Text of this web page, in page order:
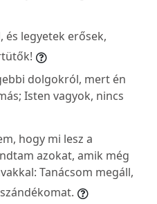
és legyetek erősek,
dolgokról, mert én
Isten vagyok, nincs
hogy mi lesz a
azokat, amik még
Tanácsom megáll,